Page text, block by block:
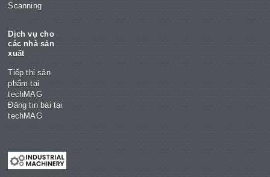
Scanning
Dịch vụ cho
các nhà sản
xuất
Tiếp thị sản
phẩm tại
techMAG
Đăng tin bài tại
techMAG